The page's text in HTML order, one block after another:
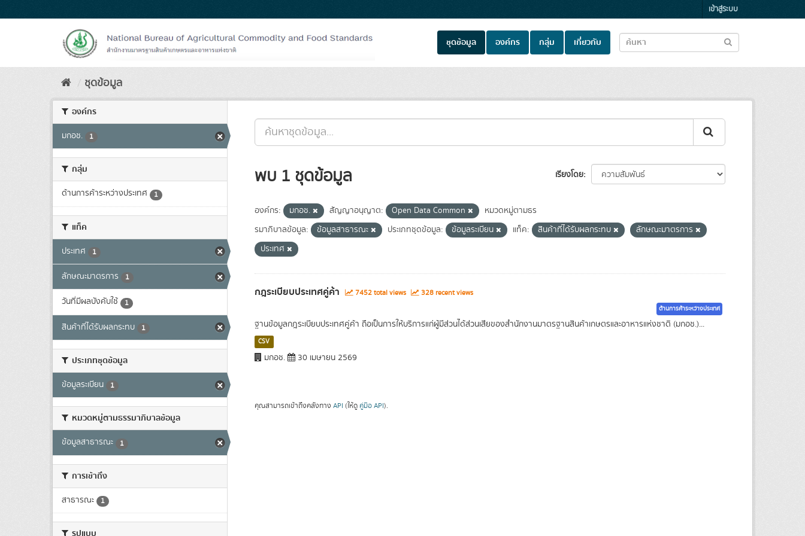
to
เข้าสู่ระบบ
ชุดข้อมูล องค์กร กลุ่ม เกี่ยวกับ
ชุดข้อมูล
องค์กร
มกอช. 1
กลุ่ม
ด้านการค้าระหว่างประเทศ 1
แท็ค
ประเทศ 1
ลักษณะมาตรการ 1
วันที่มีผลบังคับใช้ 1
สินค้าที่ได้รับผลกระทบ 1
ประเภทชุดข้อมูล
ข้อมูลระเบียน 1
หมวดหมู่ตามธรรมาภิบาลข้อมูล
ข้อมูลสาธารณะ 1
การเข้าถึง
สาธารณะ 1
เรียงโดย
พบ 1 ชุดข้อมูล
องค์กร: มกอช. สัญญาอนุญาต: Open Data Common
หมวดหมู่ตามธร
รมาภิบาลข้อมูล:
ข้อมูลสาธารณะ ประเภทชุดข้อมูล: ข้อมูลระเบียน แท็ค: สินค้าที่ได้รับผลกระทบ
ลักษณะมาตรการ
ประเทศ
กฎระเบียบประเทศคู่ค้า 7452 total views 328 recent views
ด้านการค้าระหว่างประเทศ
ฐานข้อมูลกฎระเบียบประเทศคู่ค้า ถือเป็นการให้บริการแก่ผู้มีส่วนได้ส่วนเสียของสำนักงานมาตรฐานสินค้าเกษตรและอาหารแห่งชาติ (มกอช.)...
CSV
มกอช. 30 เมษายน 2569
คุณสามารถเข้าถึงคลังทาง API (ให้ดู คู่มือ API).